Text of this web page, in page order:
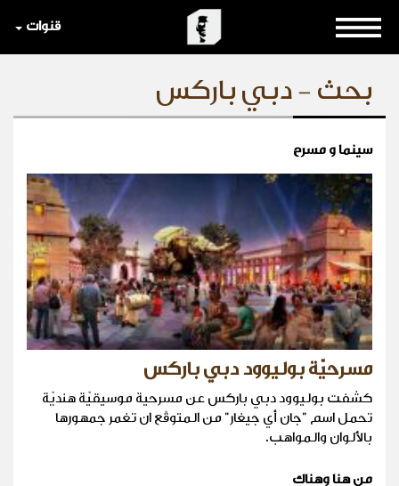
قنوات
بحث - دبي باركس
سينما و مسرح
مسرحيّة بوليوود دبي باركس
كشفت بوليوود دبي باركس عن مسرحية موسيقيّة هنديّة
تحمل اسم "جان أي جيغار" من المتوقّع ان تغمر جمهورها
بالألوان والمواهب.
من هنا وهناك